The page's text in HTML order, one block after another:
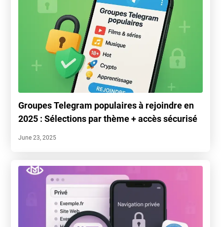
Groupes Telegram populaires à rejoindre en
2025 : Sélections par thème + accès sécurisé
June 23, 2025